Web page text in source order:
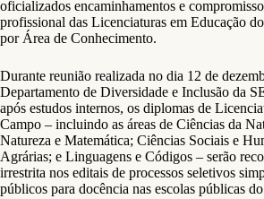
oficializados encaminhamentos e
profissional das Licenciaturas em Educação
por Área de Conhecimento.
Durante reunião realizada no dia 12 de
Departamento de Diversidade e Inclusão da
após estudos internos, os diplomas de
Campo – incluindo as áreas de Ciências da
Natureza e Matemática; Ciências Sociais e
Agrárias; e Linguagens e Códigos – serão
irrestrita nos editais de processos seletivos
públicos para docência nas escolas públicas